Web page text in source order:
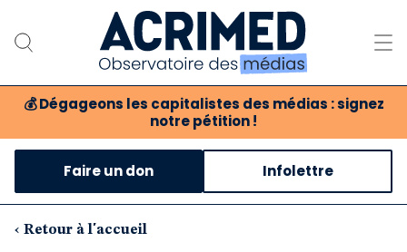
💰 Dégageons les capitalistes des médias : signez
notre pétition !
Notre association
Notre critique des médias
Nos propositions
Faire un don Infolettre
‹ Retour à l'accueil